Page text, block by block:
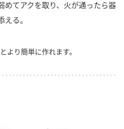
めてアクを取り、火が通ったら器
る。
より簡単に作れます。